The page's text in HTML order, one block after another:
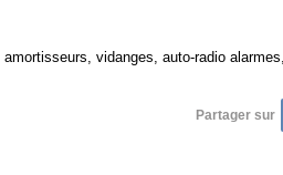
vidanges, auto-radio
Partager sur